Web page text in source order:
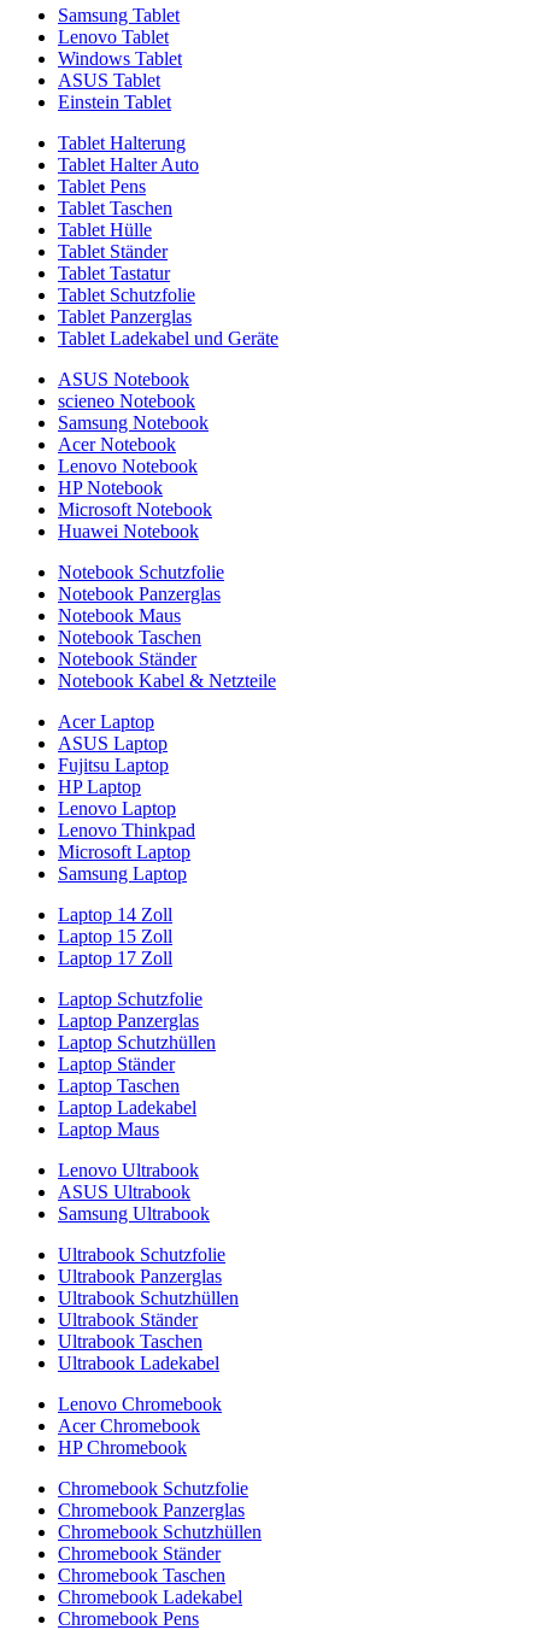
Samsung Tablet
Lenovo Tablet
Windows Tablet
ASUS Tablet
Einstein Tablet
Tablet Halterung
Tablet Halter Auto
Tablet Pens
Tablet Taschen
Tablet Hülle
Tablet Ständer
Tablet Tastatur
Tablet Schutzfolie
Tablet Panzerglas
Tablet Ladekabel und Geräte
ASUS Notebook
scieneo Notebook
Samsung Notebook
Acer Notebook
Lenovo Notebook
HP Notebook
Microsoft Notebook
Huawei Notebook
Notebook Schutzfolie
Notebook Panzerglas
Notebook Maus
Notebook Taschen
Notebook Ständer
Notebook Kabel & Netzteile
Acer Laptop
ASUS Laptop
Fujitsu Laptop
HP Laptop
Lenovo Laptop
Lenovo Thinkpad
Microsoft Laptop
Samsung Laptop
Laptop 14 Zoll
Laptop 15 Zoll
Laptop 17 Zoll
Laptop Schutzfolie
Laptop Panzerglas
Laptop Schutzhüllen
Laptop Ständer
Laptop Taschen
Laptop Ladekabel
Laptop Maus
Lenovo Ultrabook
ASUS Ultrabook
Samsung Ultrabook
Ultrabook Schutzfolie
Ultrabook Panzerglas
Ultrabook Schutzhüllen
Ultrabook Ständer
Ultrabook Taschen
Ultrabook Ladekabel
Lenovo Chromebook
Acer Chromebook
HP Chromebook
Chromebook Schutzfolie
Chromebook Panzerglas
Chromebook Schutzhüllen
Chromebook Ständer
Chromebook Taschen
Chromebook Ladekabel
Chromebook Pens